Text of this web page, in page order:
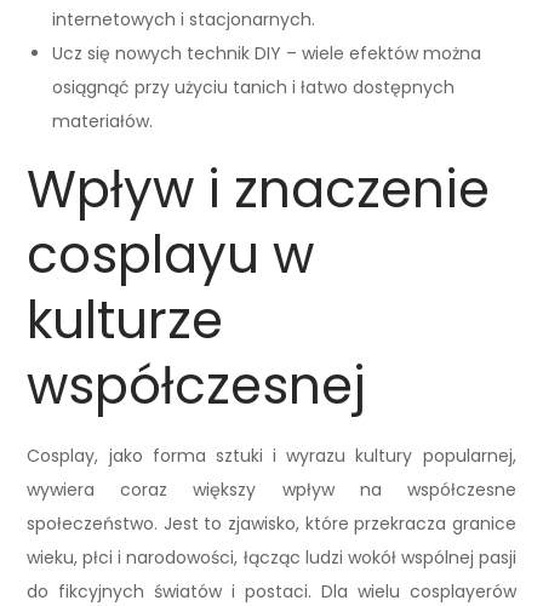
internetowych i stacjonarnych.
Ucz się nowych technik DIY – wiele efektów można
osiągnąć przy użyciu tanich i łatwo dostępnych
materiałów.
Wpływ i znaczenie
cosplayu w
kulturze
współczesnej
Cosplay, jako forma sztuki i wyrazu kultury popularnej,
wywiera coraz większy wpływ na współczesne
społeczeństwo. Jest to zjawisko, które przekracza granice
wieku, płci i narodowości, łącząc ludzi wokół wspólnej pasji
do fikcyjnych światów i postaci. Dla wielu cosplayerów